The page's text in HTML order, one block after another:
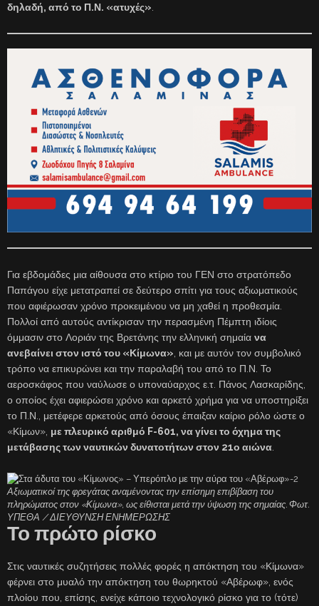
δηλαδή, από το Π.Ν. «ατυχές»
Για εβδομάδες μια αίθουσα στο κτίριο του ΓΕΝ στο στρατόπεδο
Παπάγου είχε μετατραπεί σε δεύτερο σπίτι για τους αξιωματικούς
που αφιέρωσαν χρόνο προκειμένου να μη χαθεί η προθεσμία.
Πολλοί από αυτούς αντίκρισαν την περασμένη Πέμπτη ιδίοις
όμμασιν στο Λοριάν της Βρετάνης την ελληνική σημαία να
ανεβαίνει στον ιστό του «Κίμωνα» , και με αυτόν τον συμβολικό
τρόπο να επικυρώνει και την παραλαβή του από το Π.Ν. Το
αεροσκάφος που ναύλωσε ο υποναύαρχος ε.τ. Πάνος Λασκαρίδης,
ο οποίος έχει αφιερώσει χρόνο και αρκετό χρήμα για να υποστηρίξει
το Π.Ν., μετέφερε αρκετούς από όσους έπαιξαν καίριο ρόλο ώστε ο
«Κίμων», με πλευρικό αριθμό F-601, να γίνει το όχημα της
μετάβασης των ναυτικών δυνατοτήτων στον 21ο αιώνα
Αξιωματικοί της φρεγάτας αναμένοντας την επίσημη επιβίβαση του
πληρώματος στον «Κίμωνα», ως είθισται μετά την ύψωση της σημαίας. Φωτ.
ΥΠΕΘΑ / ΔΙΕΥΘΥΝΣΗ ΕΝΗΜΕΡΩΣΗΣ
Το πρώτο ρίσκο
Στις ναυτικές συζητήσεις πολλές φορές η απόκτηση του «Κίμωνα»
φέρνει στο μυαλό την απόκτηση του θωρηκτού «Αβέρωφ», ενός
πλοίου που, επίσης, ενείχε κάποιο τεχνολογικό ρίσκο για το (τότε)